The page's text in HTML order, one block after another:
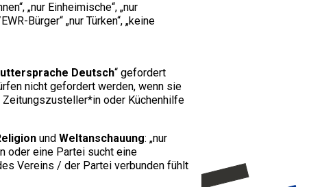
„nur Einheimische“, „nur
Bürger“ „nur Türken“, „keine
Deutsch“ gefordert
nicht gefordert werden, wenn sie
oder Küchenhilfe
und Weltanschauung: „nur
oder eine Partei sucht eine
Vereins / der Partei verbunden fühlt